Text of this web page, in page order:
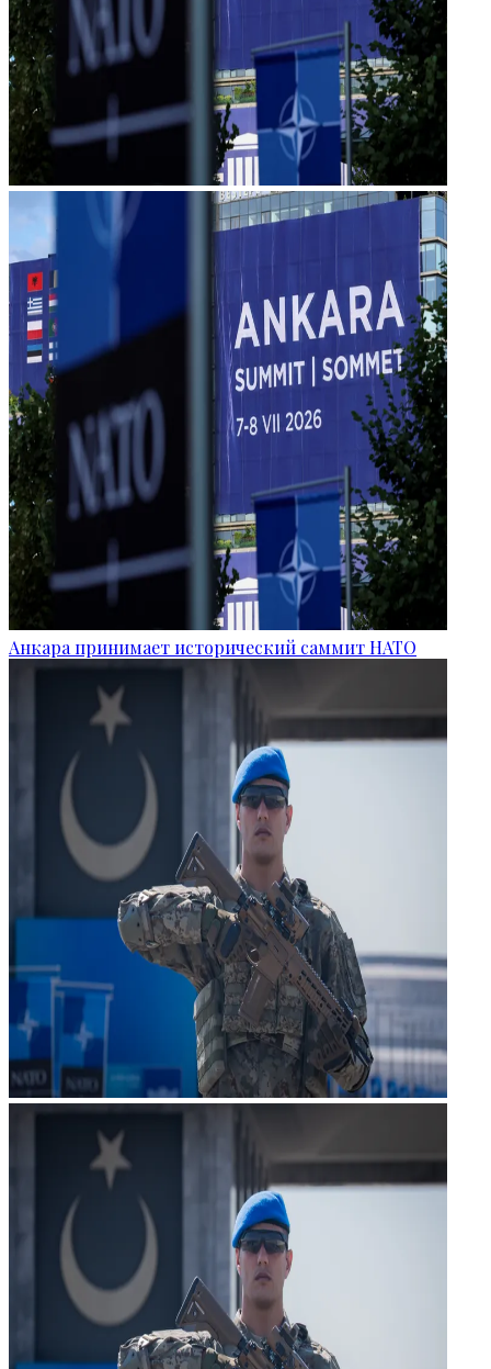
Анкара принимает исторический саммит НАТО